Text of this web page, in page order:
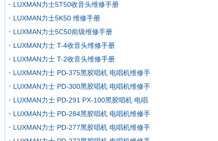
LUXMAN力士5T50收音头维修手册
LUXMAN力士5K50 维修手册
LUXMAN力士5C50前级维修手册
LUXMAN力士 T-4收音头维修手册
LUXMAN力士 T-2收音头维修手册
LUXMAN力士 PD-375黑胶唱机 电唱机维修手
LUXMAN力士 PD-300黑胶唱机 电唱机维修手
LUXMAN力士 PD-291 PX-100黑胶唱机 电唱
LUXMAN力士 PD-284黑胶唱机 电唱机维修手
LUXMAN力士 PD-277黑胶唱机 电唱机维修手